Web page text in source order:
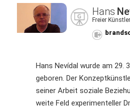
Hans
Freier
Hans Nevídal wurde am 29.
geboren. Der
seiner Arbeit soziale
weite Feld experimenteller